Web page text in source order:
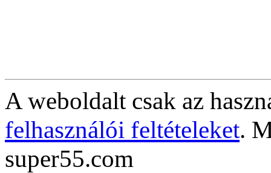
A weboldalt csak az
felhasználói feltételeket.
super55.com